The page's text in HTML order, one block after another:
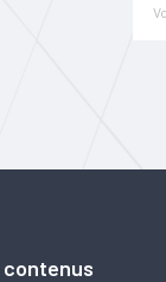
contenus